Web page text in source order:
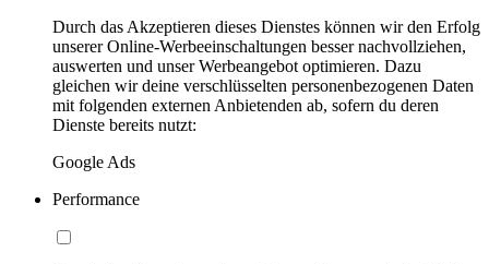
Durch das Akzeptieren dieses Dienstes können wir den Erfolg
unserer Online-Werbeeinschaltungen besser nachvollziehen,
auswerten und unser Werbeangebot optimieren. Dazu
gleichen wir deine verschlüsselten personenbezogenen Daten
mit folgenden externen Anbietenden ab, sofern du deren
Dienste bereits nutzt:
Google Ads
Performance